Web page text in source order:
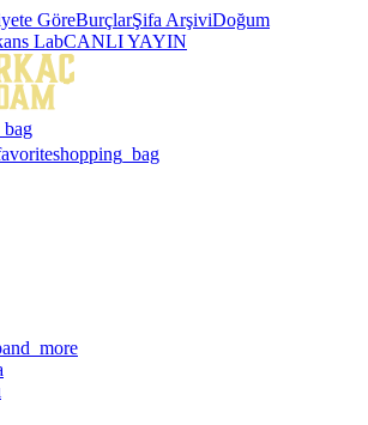
GöreBurçlarŞifa ArşiviDoğum
LabCANLI YAYIN
shopping_bag